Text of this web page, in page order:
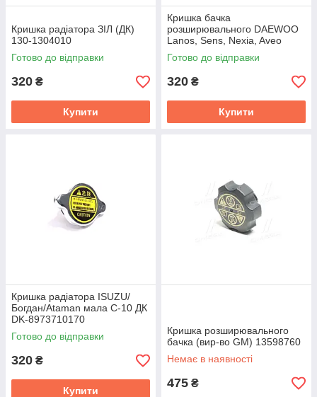
Кришка радіатора ЗІЛ (ДК)
130-1304010
Готово до відправки
320 ₴
Купити
Кришка бачка
розширювального DAEWOO
Lanos, Sens, Nexia, Aveo
(TEMPEST) TP.94539597
Готово до відправки
320 ₴
Купити
Кришка радіатора ISUZU/
Богдан/Ataman мала С-10 ДК
DK-8973710170
Готово до відправки
320 ₴
Купити
Кришка розширювального
бачка (вир-во GM) 13598760
Немає в наявності
475 ₴